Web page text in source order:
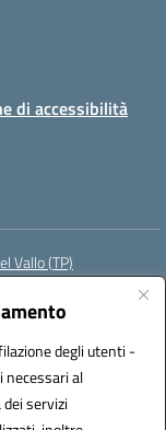
degli utenti -
necessari al
servizi
di accessibilità
Vallo (TP)